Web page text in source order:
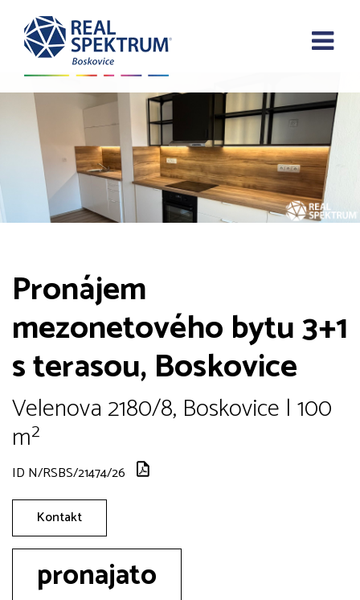
Pronájem
mezonetového bytu 3+1
s terasou, Boskovice
Velenova 2180/8, Boskovice | 100
m²
ID N/RSBS/21474/26
Kontakt
pronajato